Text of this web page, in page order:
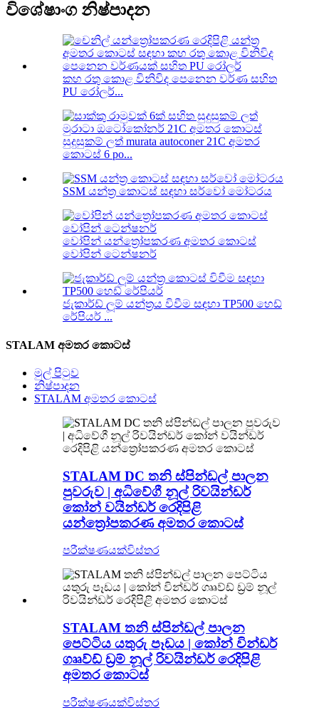
විශේෂාංග නිෂ්පාදන
කහ රතු කොළ විනිවිද පෙනෙන වර්ණ සහිත
PU රෝලර්...
සුදුසුකම් ලත් murata autoconer 21C අමතර
කොටස් 6 po...
SSM යන්ත්‍ර කොටස් සඳහා සර්වෝ මෝටරය
වෝපින් යන්ත්‍රෝපකරණ අමතර කොටස්
වෝපින් ටෙන්ෂනර්
ජැකාර්ඩ් ලූම් යන්ත්‍රය විවීම සඳහා TP500 හෙඩ්
රේපියර් ...
STALAM අමතර කොටස්
මුල් පිටුව
නිෂ්පාදන
STALAM අමතර කොටස්
STALAM DC තනි ස්පින්ඩල් පාලන
පුවරුව | අධිවේගී නූල් රිවයින්ඩර්
කෝන් වයින්ඩර් රෙදිපිළි
යන්ත්‍රෝපකරණ අමතර කොටස්
පරීක්ෂණයක්විස්තර
STALAM තනි ස්පින්ඩල් පාලන
පෙට්ටිය යතුරු පෑඩය | කෝන් වින්ඩර්
ගෲව්ඩ් ඩ්‍රම් නූල් රිවයින්ඩර් රෙදිපිළි
අමතර කොටස්
පරීක්ෂණයක්විස්තර